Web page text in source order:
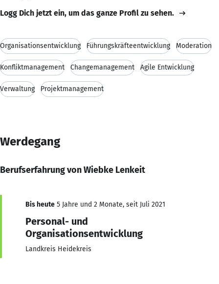
Logg Dich jetzt ein, um das ganze Profil zu sehen.
Organisationsentwicklung Führungskräfteentwicklung Moderation
Konfliktmanagement Changemanagement Agile Entwicklung
Verwaltung Projektmanagement
Werdegang
Berufserfahrung von Wiebke Lenkeit
Bis heute 5 Jahre und 2 Monate, seit Juli 2021
Personal- und
Organisationsentwicklung
Landkreis Heidekreis